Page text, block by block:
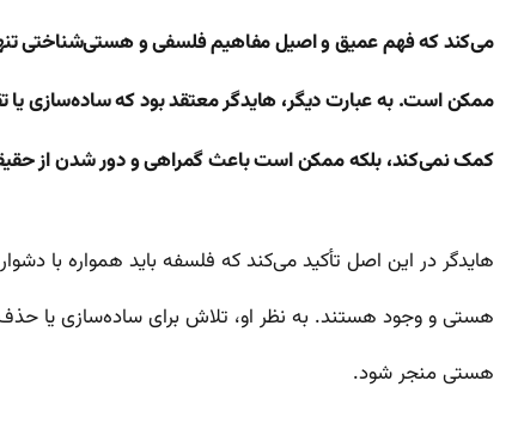
می‌کند که فهم عمیق و اصیل مفاهیم فلسفی و هستی‌شناختی
ممکن است. به عبارت دیگر، هایدگر معتقد بود که ساده‌سازی یا
کمک نمی‌کند، بلکه ممکن است باعث گمراهی و دور شدن از
هایدگر در این اصل تأکید می‌کند که فلسفه باید همواره با
هستی و وجود هستند. به نظر او، تلاش برای ساده‌سازی یا
هستی منجر شود.